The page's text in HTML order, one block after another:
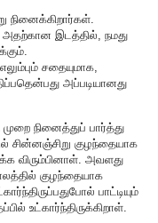
நினைக்கிறார்கள்.
இடத்தில், நமது
சதையுமாக,
அப்படியானது
நினைத்துப் பார்த்து
சின்னஞ்சிறு குழந்தையாக
விரும்பினாள். அவளது
குழந்தையாக
பாட்டியும்
உட்கார்ந்திருக்கிறாள்.